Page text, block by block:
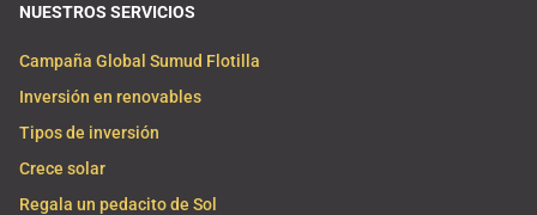
NUESTROS SERVICIOS
Campaña Global Sumud Flotilla
Inversión en renovables
Tipos de inversión
Crece solar
Regala un pedacito de Sol